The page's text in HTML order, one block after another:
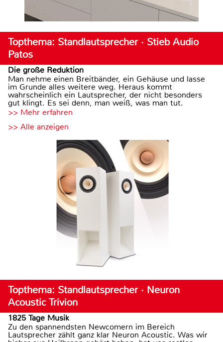
Topthema: Standlautsprecher · Stieb Audio
Patos
Die große Reduktion
Man nehme einen Breitbänder, ein Gehäuse und lasse
im Grunde alles weitere weg. Heraus kommt
wahrscheinlich ein Lautsprecher, der nicht besonders
gut klingt. Es sei denn, man weiß, was man tut.
>> Mehr erfahren
>> Alle anzeigen
Topthema: Standlautsprecher · Neuron
Acoustic Trivion
1825 Tage Musik
Zu den spannendsten Newcomern im Bereich
Lautsprecher zählt ganz klar Neuron Acoustic. Was wir